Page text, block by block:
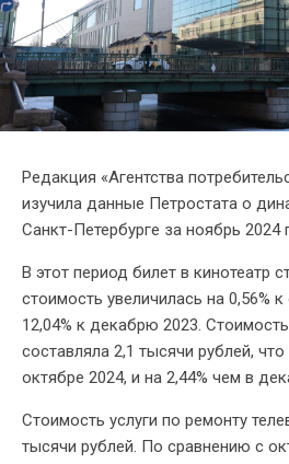
Редакция «Агентства
изучила данные Петростата о
Санкт-Петербурге за ноябрь 2024
В этот период билет в кинотеатр
стоимость увеличилась на 0,56%
12,04% к декабрю 2023.
составляла 2,1 тысячи рублей,
октябре 2024, и на 2,44% чем в
Стоимость услуги по ремонту
тысячи рублей. По сравнению с